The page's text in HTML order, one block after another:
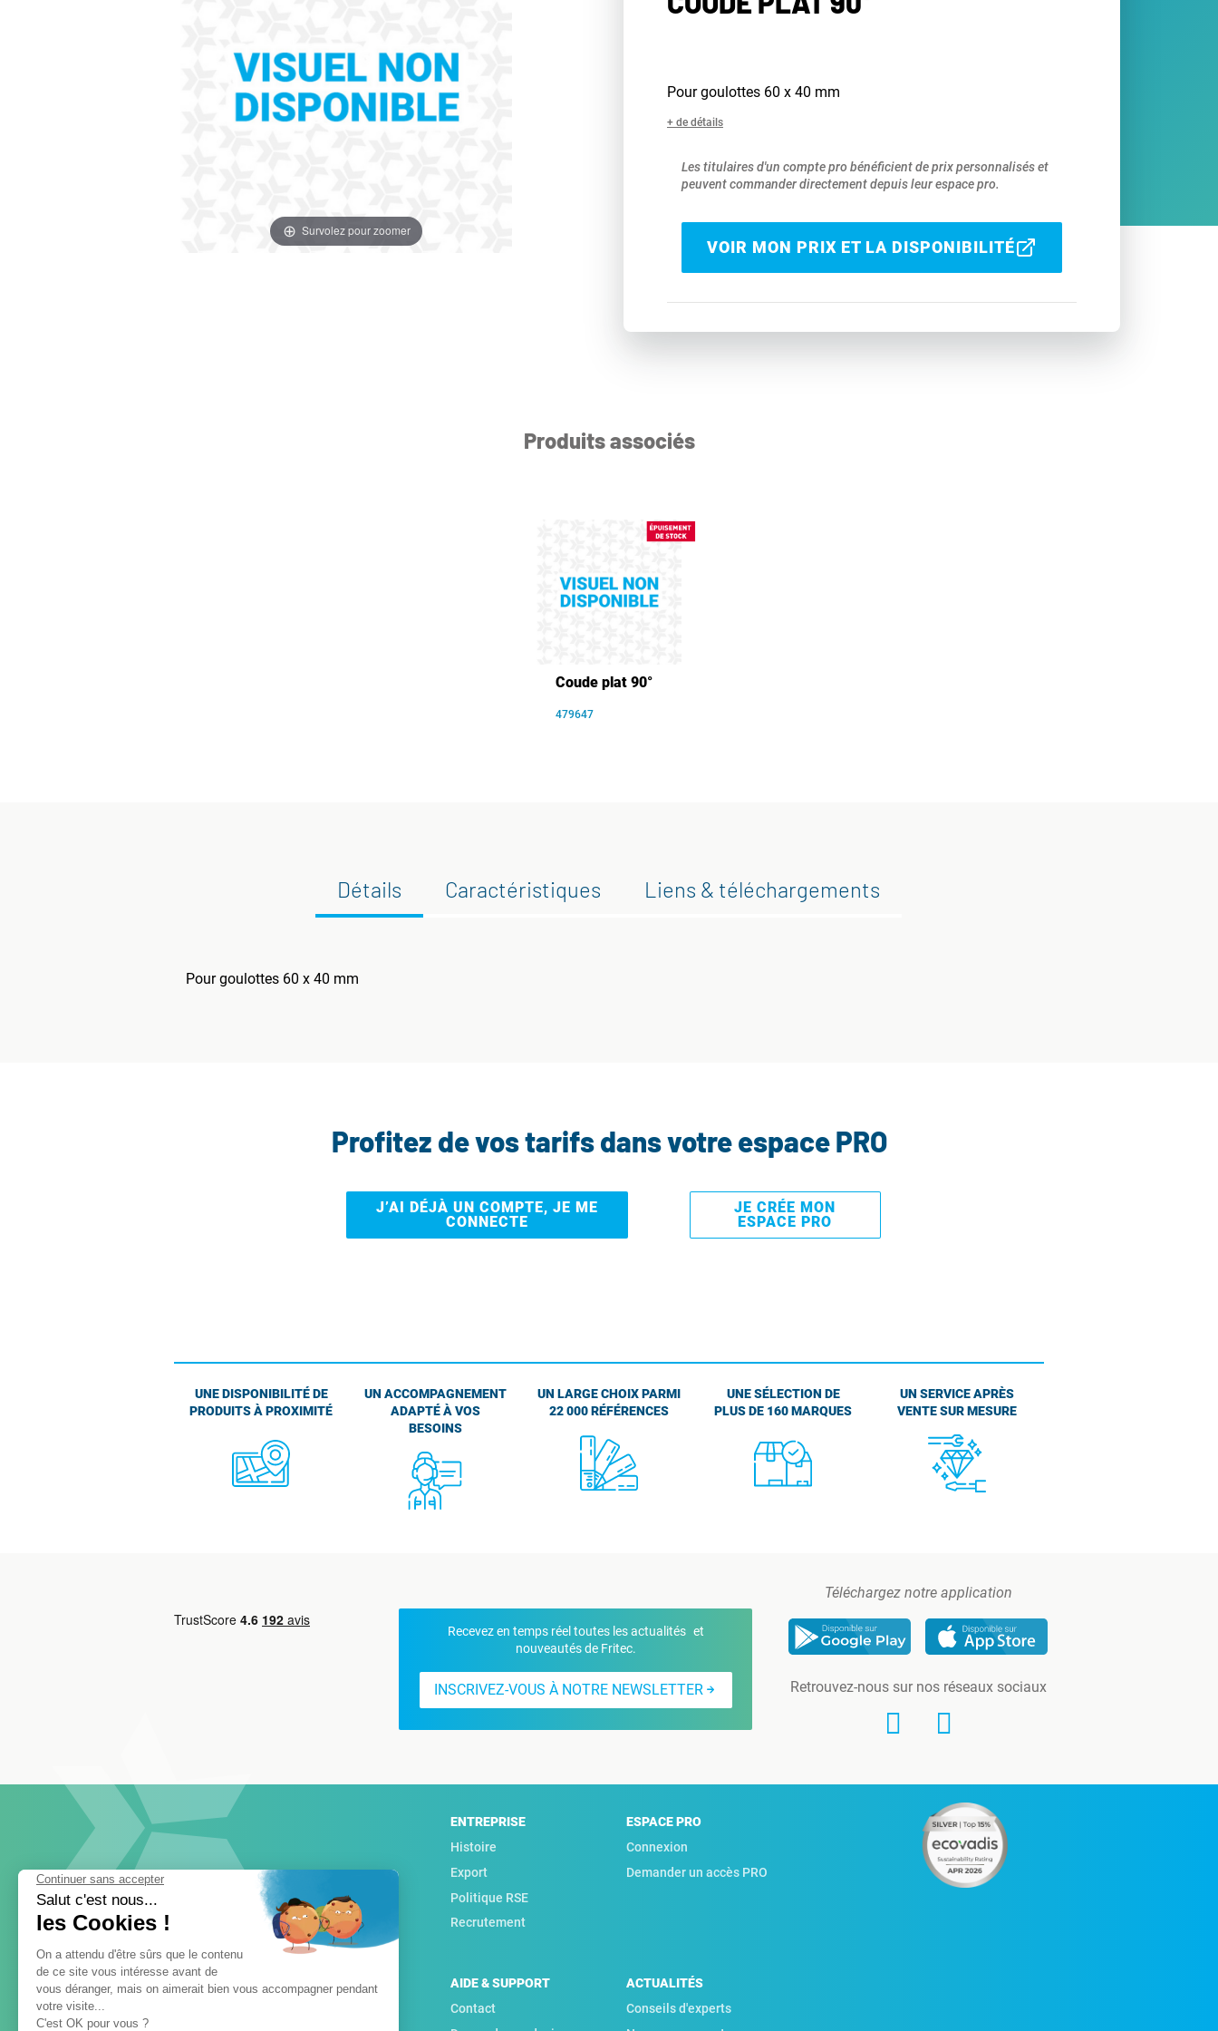
Survolez pour zoomer
Pour goulottes 60 x 40 mm
+ de détails
Les titulaires d'un compte pro bénéficient de prix personnalisés et
peuvent commander directement depuis leur espace pro.
VOIR MON PRIX ET LA DISPONIBILITÉ
Produits associés
Coude plat 90°
479647
Détails Caractéristiques Liens & téléchargements
Pour goulottes 60 x 40 mm
Profitez de vos tarifs dans votre espace PRO
J’AI DÉJÀ UN COMPTE, JE ME
CONNECTE
JE CRÉE MON
ESPACE PRO
UNE DISPONIBILITÉ DE
PRODUITS À PROXIMITÉ
UN ACCOMPAGNEMENT
ADAPTÉ À VOS
BESOINS
UN LARGE CHOIX PARMI
22 000 RÉFÉRENCES
UNE SÉLECTION DE
PLUS DE 160 MARQUES
UN SERVICE APRÈS
VENTE SUR MESURE
Recevez en temps réel toutes les actualités et
nouveautés de Fritec.
INSCRIVEZ-VOUS À NOTRE NEWSLETTER
Téléchargez notre application
Retrouvez-nous sur nos réseaux sociaux
ENTREPRISE
Histoire
Export
Politique RSE
Recrutement
ESPACE PRO
Connexion
Demander un accès PRO
AIDE & SUPPORT
Contact
ACTUALITÉS
Conseils d'experts